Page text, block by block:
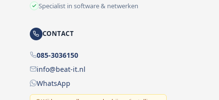
Specialist in software & netwerken
CONTACT
085-3036150
info@beat-it.nl
WhatsApp